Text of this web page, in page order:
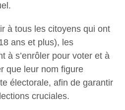
à tous les citoyens qui ont
ans et plus), les
à s’enrôler pour voter et à
que leur nom figure
électorale, afin de garantir
cruciales.